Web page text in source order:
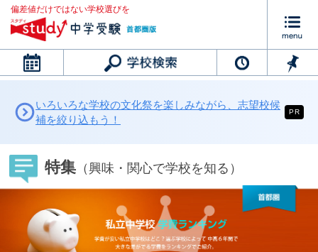
偏差値だけではない学校選びを
カレンダー
いろいろな学校の文化祭を楽しみながら、志望校候
補を絞り込もう！
PR
特集 （興味・関心で学校を知る）